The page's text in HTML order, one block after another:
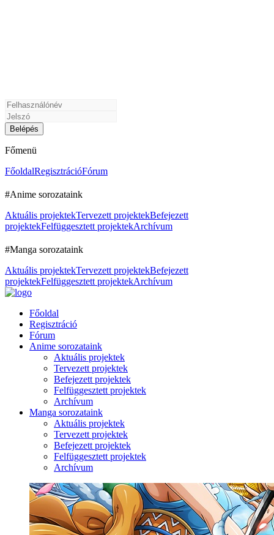
Főmenü
FőoldalRegisztrációFórum
#Anime sorozataink
Aktuális projektekTervezett projektekBefejezett
projektekFelfüggesztett projektekArchívum
#Manga sorozataink
Aktuális projektekTervezett projektekBefejezett
projektekFelfüggesztett projektekArchívum
Főoldal
Regisztráció
Fórum
Anime sorozataink
Aktuális projektek
Tervezett projektek
Befejezett projektek
Felfüggesztett projektek
Archívum
Manga sorozataink
Aktuális projektek
Tervezett projektek
Befejezett projektek
Felfüggesztett projektek
Archívum